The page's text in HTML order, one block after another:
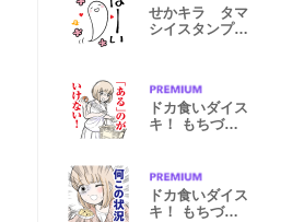
せかキラ タマ
シイスタンプ
ドカ食いダイス
キ！ もちづき
ドカ食いダイス
キ！ もちづき